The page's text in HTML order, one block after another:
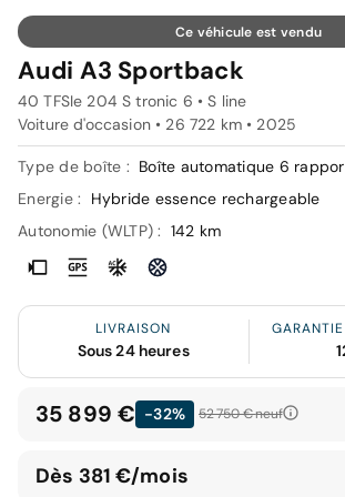
Ce véhicule est vendu
Audi A3 Sportback
40 TFSIe 204 S tronic 6 • S line
Voiture d'occasion • 26 722 km • 2025
Type de boîte : Boîte automatique 6
Energie :
Hybride essence rechargeable
Autonomie (WLTP) : 142 km
LIVRAISON
Sous 24 heures
35 899 € -32% 52 750 €neuf
Dès 381 €/mois